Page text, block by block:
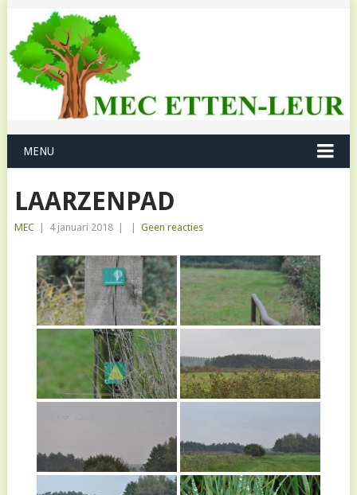
MENU
LAARZENPAD
MEC 4 januari 2018 Geen reacties